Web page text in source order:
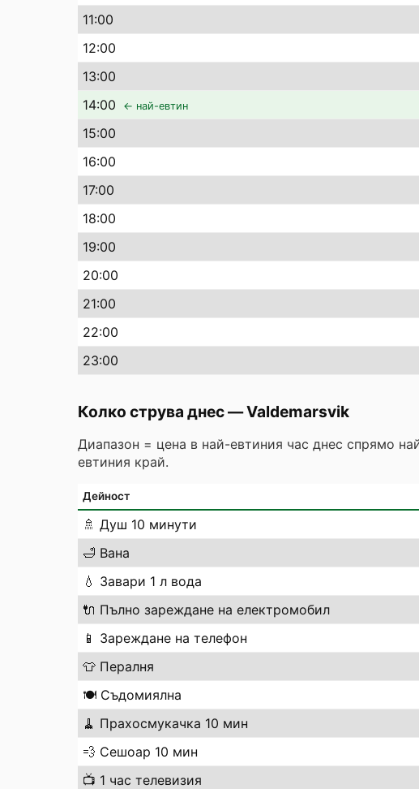
11:00
12:00
13:00
14:00 ← най-евтин
15:00
16:00
17:00
18:00
19:00
20:00
21:00
22:00
23:00
Колко струва днес—Valdemarsvik
Диапазон = цена в най-евтиния час днес спрямо
евтиния край.
Дейност
🚿 Душ 10 минути
🛁 Вана
💧 Завари 1 л вода
🔌 Пълно зареждане на електромобил
📱 Зареждане на телефон
👕 Пералня
🍽️ Съдомиялна
🧹 Прахосмукачка 10 мин
💨 Сешоар 10 мин
📺 1 час телевизия